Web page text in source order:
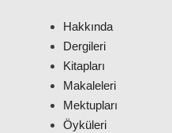
Hakkında
Dergileri
Kitapları
Makaleleri
Mektupları
Öyküleri